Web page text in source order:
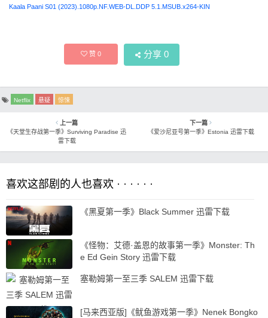
Kaala Paani S01 (2023).1080p.NF.WEB-DL.DDP 5.1.MSUB.x264-KIN
赞0 分享 0
Netflix 悬疑 惊悚
上一篇
《天堂生存战第一季》Surviving Paradise 迅
雷下载
下一篇
《爱沙尼亚号第一季》Estonia 迅雷下载
喜欢这部剧的人也喜欢 · · · · · ·
《黑夏第一季》Black Summer 迅雷下载
《怪物：艾德·盖恩的故事第一季》Monster: Th
e Ed Gein Story 迅雷下载
塞勒姆第一至三季 SALEM 迅雷下载
[马来西亚版]《鱿鱼游戏第一季》Nenek Bongko